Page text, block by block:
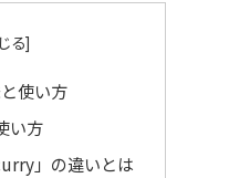
使い方
い方
」の違いとは